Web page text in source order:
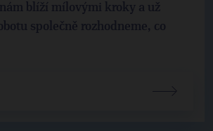
blíží mílovými kroky a už
společně rozhodneme, co